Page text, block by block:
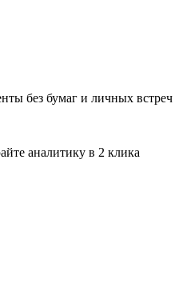
без бумаг и личных встреч
аналитику в 2 клика